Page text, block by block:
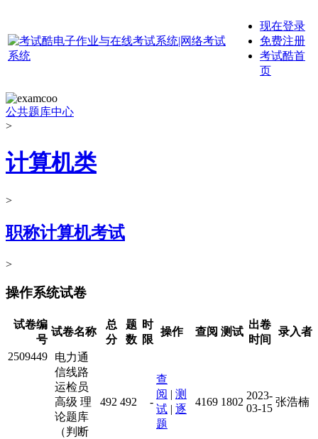
现在登录
免费注册
考试酷首
页
公共题库中心
>
计算机类
>
职称计算机考试
>
操作系统试卷
试卷编
号
试卷名称
总
分
题
数
时
限
操作 查阅 测试
出卷
时间
录入者
2509449
电力通
信线路
运检员
高级 理
论题库
（判断
492 492 -
查
阅 | 测
试 | 逐
题
4169 1802
2023-
03-15
张浩楠